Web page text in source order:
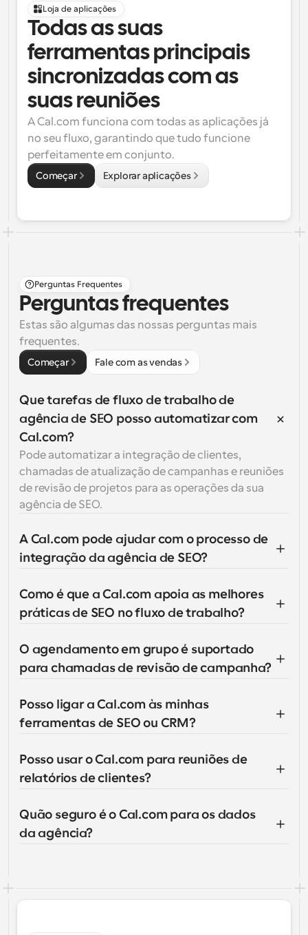
Loja de aplicações
Todas as suas
ferramentas principais
sincronizadas com as
suas reuniões
A Cal.com funciona com todas as aplicações já
no seu fluxo, garantindo que tudo funcione
perfeitamente em conjunto.
Começar Explorar aplicações
Perguntas Frequentes
Perguntas frequentes
Estas são algumas das nossas perguntas mais
frequentes.
Começar Fale com as vendas
Que tarefas de fluxo de trabalho de
agência de SEO posso automatizar com
Cal.com?
Pode automatizar a integração de clientes,
chamadas de atualização de campanhas e reuniões
de revisão de projetos para as operações da sua
agência de SEO.
A Cal.com pode ajudar com o processo de
integração da agência de SEO?
Como é que a Cal.com apoia as melhores
práticas de SEO no fluxo de trabalho?
O agendamento em grupo é suportado
para chamadas de revisão de campanha?
Posso ligar a Cal.com às minhas
ferramentas de SEO ou CRM?
Posso usar o Cal.com para reuniões de
relatórios de clientes?
Quão seguro é o Cal.com para os dados
da agência?